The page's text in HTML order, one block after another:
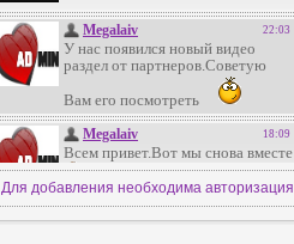
Для добавления необходима авторизация